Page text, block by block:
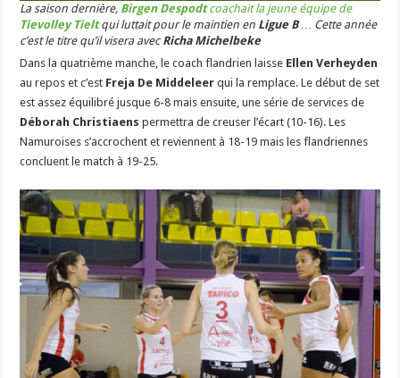
La saison dernière, Birgen Despodtcoachait la jeune équipe de
Tievolley Tieltqui luttait pour le maintien en Ligue B… Cette année
c’est le titre qu’il visera avecRicha Michelbeke
Dans la quatrième manche, le coach flandrien laisse Ellen Verheyden
au repos et c’est Freja De Middeleer qui la remplace. Le début de set
est assez équilibré jusque 6-8 mais ensuite, une série de services de
Déborah Christiaens permettra de creuser l’écart (10-16). Les
Namuroises s’accrochent et reviennent à 18-19 mais les flandriennes
concluent le match à 19-25.